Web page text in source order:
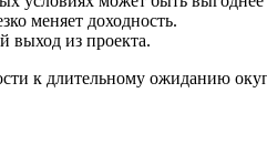
меняет доходность.
выход из проекта.
к длительному ожиданию